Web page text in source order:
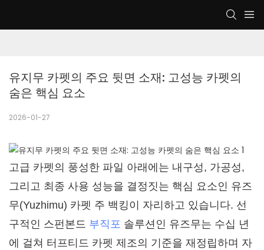
유지무 카펫의 주요 뒷면 소재: 고성능 카펫의
숨은 핵심 요소
2026-01-27
고급 카펫의 풍성한 파일 아래에는 내구성, 가공성,
그리고 최종 사용 성능을 결정짓는 핵심 요소인 유즈
무(Yuzhimu) 카펫 주 백킹이 자리하고 있습니다. 선
구적인 스펀본드 부직포 솔루션인 유즈무는 수십 년
에 걸쳐 터프티드 카펫 제조의 기준을 재정립하며 자